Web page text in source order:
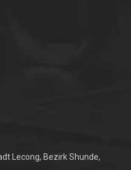
Lecong, Bezirk Shunde,